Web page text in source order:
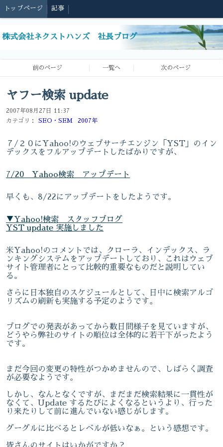
トップページ 記事
株式会社ネクストハンズ 社長ブログ
前のページ 一覧へ 次のページ
ヤフー検索 update
2007年08月27日 11:37
カテゴリ：
SEO・SEM 2007年
７/２０にYahoo!のウェブサーチエンジン「YST」のイン
デックスをフルアップデートしたばかりですが、
7/20 Yahoo検索 アップデート
早くも、8/22にアップデートをしたようです。
▼Yahoo!検索 スタッフブログ
YST update 実施しました
米Yahoo!のコメントでは、クローラ、インデックス、ラ
ンキングシステムをアップデートしており、これはウェブ
サイト管理者にとって比較的重要なものだと説明してい
る。
さらに日本独自のスケジュールとして、日中に検索アルゴ
リズムの刷新も実施する予定のようです。
ブログでの発表があってから数日間様子を見ていますが、
どうやら弊社のサイトの順位は全体的に若干下がったよう
です。
まだ今回の変更の特性がつかめませんので、しばらく調査
が必要なようです。
しかし、なんとなくですが、まだまだ検索結果に一貫性が
なくて、Update するたびによくなるというより、行った
り来たりして前に進んでいない感じがします。
グーグルに比べるとレベルが低いなぁ。という感想です。